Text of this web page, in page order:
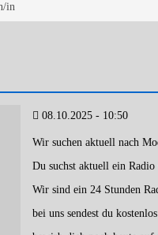
in
08.10.2025 - 10:50
Wir suchen aktuell nach
Du suchst aktuell ein
Wir sind ein 24 Stunden
bei uns sendest du